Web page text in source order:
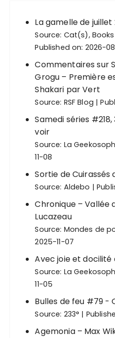
La gamelle de juillet
Source: Cat(s), Books
Published on: 2026-
Commentaires sur
Grogu – Première
Shakari par Vert
Source: RSF Blog
Samedi séries
voir
Source: La
11-08
Sortie de Cuirassés
Source: Aldebo
Chronique – Vallée
Lucazeau
Source: Mondes de
2025-11-07
Avec joie et docilité
Source: La
11-05
Bulles de feu #79 -
Source: 233°
Agemonia – Max